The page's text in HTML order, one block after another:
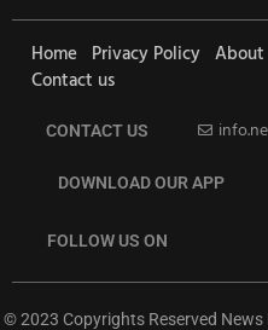
Home Privacy Policy About
Contact us
CONTACT US
DOWNLOAD OUR APP
FOLLOW US ON
© 2023 Copyrights Reserved News